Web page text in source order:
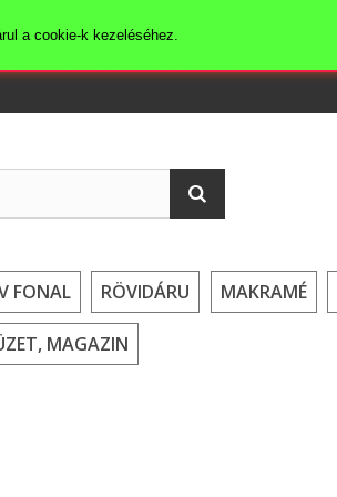
FONAL RÖVIDÁRU MAKRAMÉ
MAGAZIN
a cookie-k kezeléséhez.